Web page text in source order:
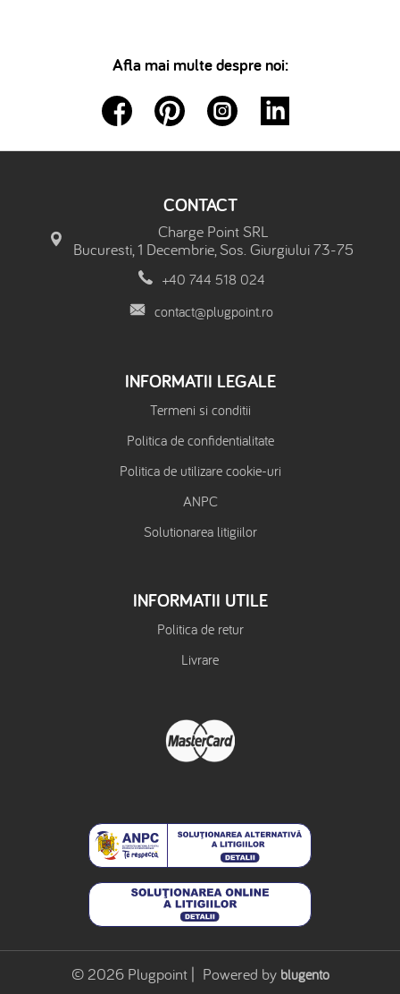
Afla mai multe despre noi:
© 2026 Plugpoint | Powered by blugento
CONTACT
Charge Point SRL
Bucuresti, 1 Decembrie, Sos. Giurgiului 73-75
+40 744 518 024
contact@plugpoint.ro
INFORMATII LEGALE
Termeni si conditii
Politica de confidentialitate
Politica de utilizare cookie-uri
ANPC
Solutionarea litigiilor
INFORMATII UTILE
Politica de retur
Livrare